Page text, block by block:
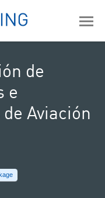
de
e
Aviación